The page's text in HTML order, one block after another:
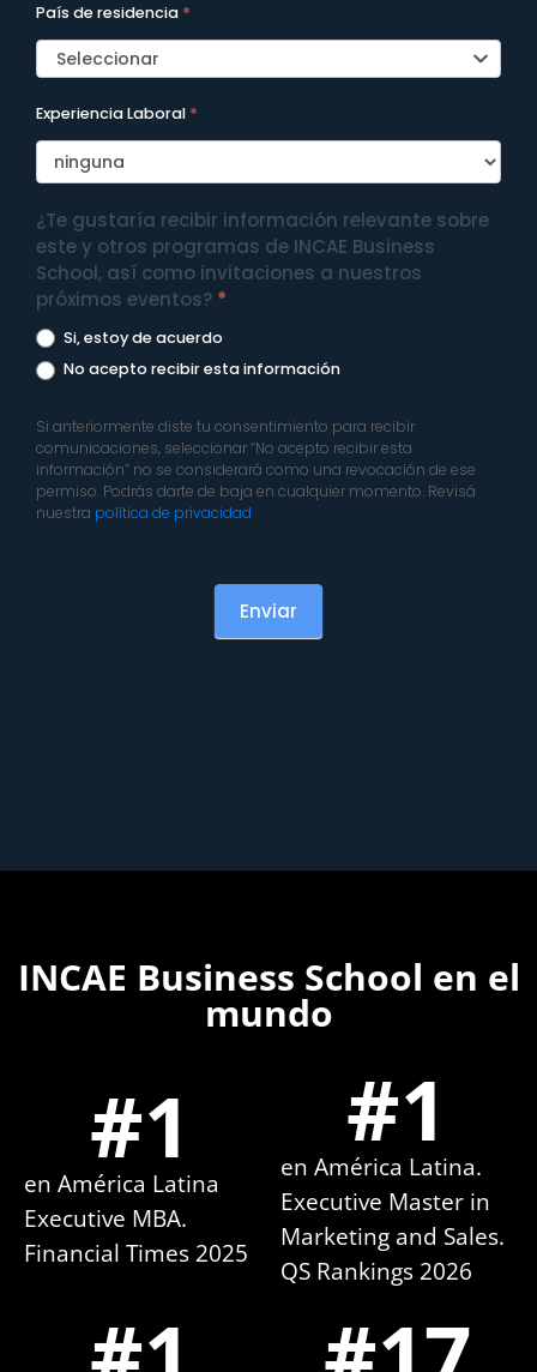
País de residencia *
Seleccionar
Experiencia Laboral *
¿Te gustaría recibir información relevante sobre
este y otros programas de INCAE Business
School, así como invitaciones a nuestros
próximos eventos? *
Si, estoy de acuerdo
No acepto recibir esta información
Si anteriormente diste tu consentimiento para recibir
comunicaciones, seleccionar “No acepto recibir esta
información” no se considerará como una revocación de ese
permiso. Podrás darte de baja en cualquier momento. Revisá
nuestra política de privacidad
Enviar
INCAE Business School en el
mundo
en América Latina
Executive MBA.
Financial Times 2025
#1
en América Latina.
Executive Master in
Marketing and Sales.
QS Rankings 2026
#1